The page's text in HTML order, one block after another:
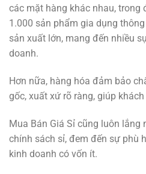
các mặt hàng khác nhau, trong
1.000 sản phẩm gia dụng
sản xuất lớn, mang đến nhiều
doanh.
Hơn nữa, hàng hóa đảm bảo
gốc, xuất xứ rõ ràng, giúp
Mua Bán Giá Sỉ cũng luôn lắng
chính sách sỉ, đem đến sự phù
kinh doanh có vốn ít.